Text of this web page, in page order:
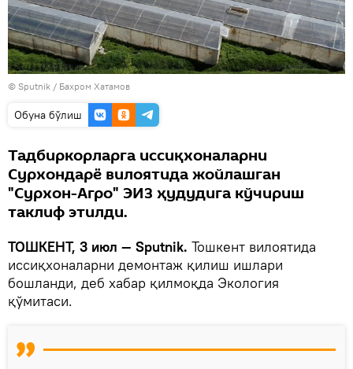
© Sputnik / Бахром Хатамов
Oбуна бўлиш
Тадбиркорларга иссиқхоналарни
Сурхондарё вилоятида жойлашган
"Сурхон-Агро" ЭИЗ ҳудудига кўчириш
таклиф этилди.
ТОШКЕНТ, 3 июл — Sputnik. Тошкент вилоятида
иссиқхоналарни демонтаж қилиш ишлари
бошланди, деб хабар қилмоқда Экология
қўмитаси.